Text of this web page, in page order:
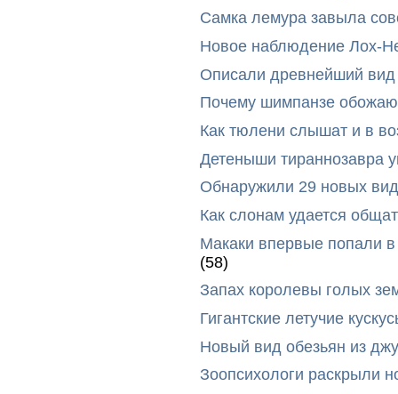
Самка лемура завыла
Новое наблюдение Лох-
Описали древнейший
Почему шимпанзе
Как тюлени слышат и в
Детеныши тираннозавра
Обнаружили 29 новых
Как слонам удается
Макаки впервые попали
(58)
Запах королевы голых
Гигантские летучие
Новый вид обезьян из
Зоопсихологи раскрыли